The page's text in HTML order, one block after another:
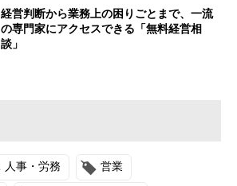
経営判断から業務上の困りごとまで、一流
の専門家にアクセスできる「無料経営相
談」
人事・労務 営業